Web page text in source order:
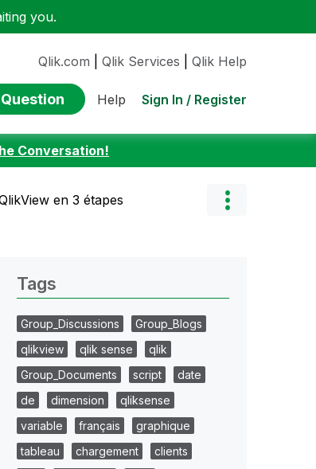
you.
Qlik.com Qlik Services Qlik Help
Help Sign In / Register
Conversation!
en 3 étapes
Tags
Group_Discussions
Group_Blogs
qlikview
qlik sense
qlik
Group_Documents
script
date
de
dimension
qliksense
variable
français
graphique
tableau
chargement
clients